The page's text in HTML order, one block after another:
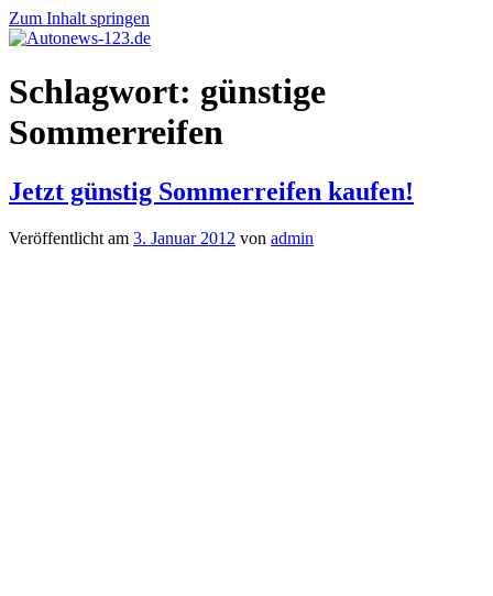
Zum Inhalt springen
Autonews-
123.de
Autonews
mit
Schlagwort: günstige
Sommerreifen
Jetzt günstig Sommerreifen kaufen!
Veröffentlicht am 3. Januar 2012 von admin